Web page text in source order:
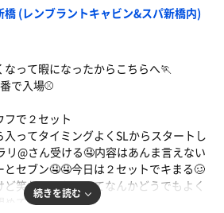
橋 (レンブラントキャビン&スパ新橋内)
って暇になったからこちらへ🏃
で入場⚾️
フで２セット
入ってタイミングよくSLからスタートし
リ@さん受ける🤤内容はあんま言えない
とセブン🤤🤤今日は２セットでキまる🥴
ど笑わしてもらってなんかどうでもよく
めて終了
続きを読む